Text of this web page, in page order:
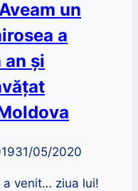
un
a
an și
31/05/2020
a venit… ziua lui!